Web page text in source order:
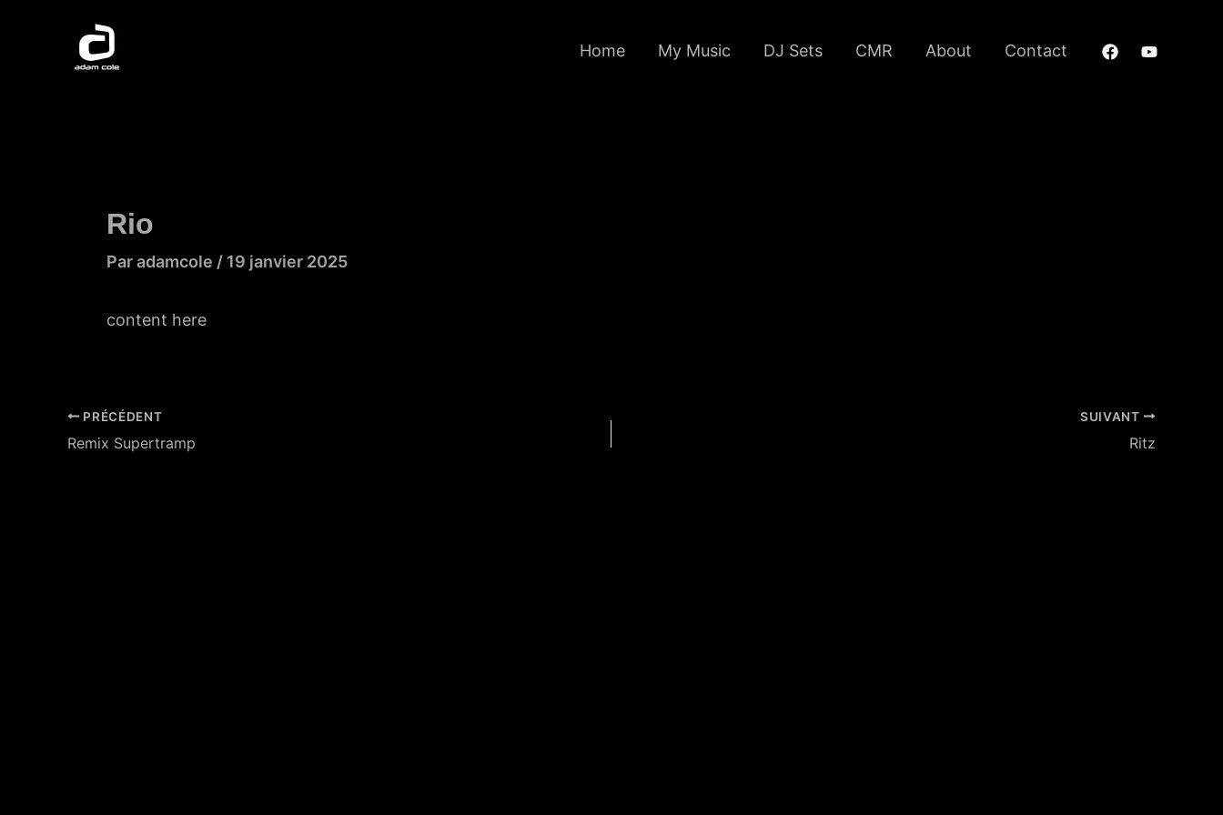
Home My Music DJ Sets CMR About Contact
Rio
Paradamcole / 19 janvier 2025
content here
Navigation
des
PRÉCÉDENT
Remix Supertramp
SUIVANT
Ritz